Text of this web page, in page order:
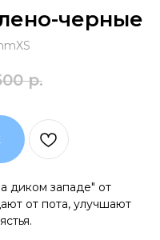
черные
р.
диком западе" от
от пота, улучшают